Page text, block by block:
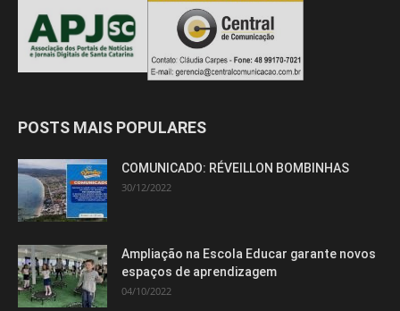
POSTS MAIS POPULARES
COMUNICADO: RÉVEILLON BOMBINHAS
30/12/2022
Ampliação na Escola Educar garante novos
espaços de aprendizagem
04/10/2022